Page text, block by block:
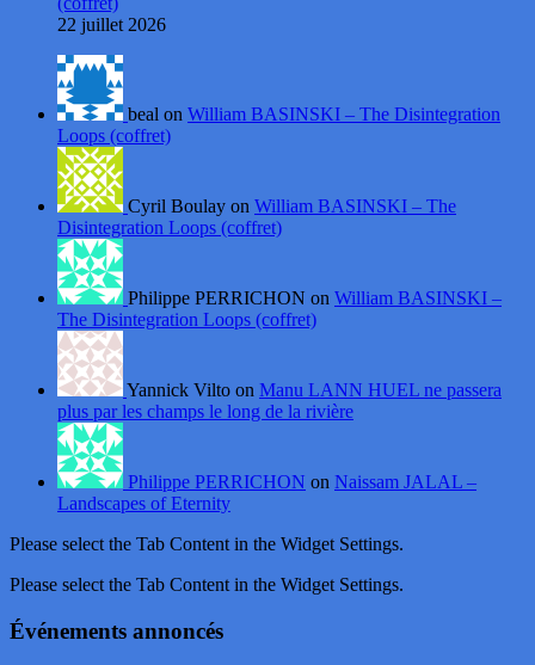
22 juillet 2026
beal on William BASINSKI – The Disintegration
Loops (coffret)
Cyril Boulay on William BASINSKI – The
Disintegration Loops (coffret)
Philippe PERRICHON on William BASINSKI –
The Disintegration Loops (coffret)
Yannick Vilto on Manu LANN HUEL ne passera
plus par les champs le long de la rivière
Philippe PERRICHON on Naissam JALAL –
Landscapes of Eternity
Please select the Tab Content in the Widget Settings.
Please select the Tab Content in the Widget Settings.
Événements annoncés